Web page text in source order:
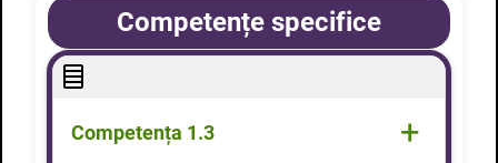
Competențe specifice
Competența 1.3 +